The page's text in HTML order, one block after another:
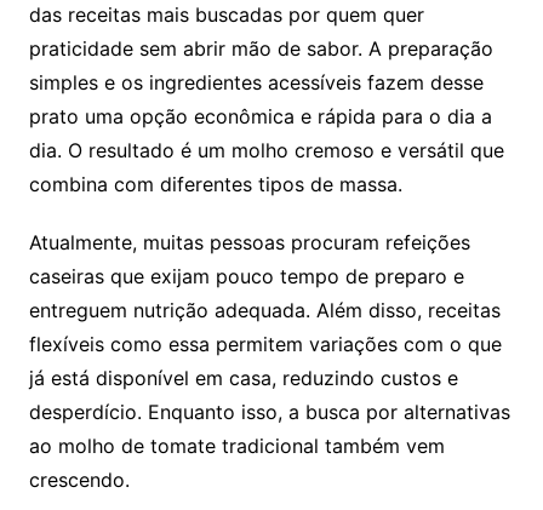
das receitas mais buscadas por quem quer
praticidade sem abrir mão de sabor. A preparação
simples e os ingredientes acessíveis fazem desse
prato uma opção econômica e rápida para o dia a
dia. O resultado é um molho cremoso e versátil que
combina com diferentes tipos de massa.
Atualmente, muitas pessoas procuram refeições
caseiras que exijam pouco tempo de preparo e
entreguem nutrição adequada. Além disso, receitas
flexíveis como essa permitem variações com o que
já está disponível em casa, reduzindo custos e
desperdício. Enquanto isso, a busca por alternativas
ao molho de tomate tradicional também vem
crescendo.